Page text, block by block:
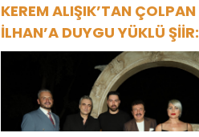
KEREM ALIŞIK’TAN ÇOLPAN
İLHAN’A DUYGU YÜKLÜ ŞİİR:
“Bir Attila İlhan şiirinden
çıkmıştı sanki”